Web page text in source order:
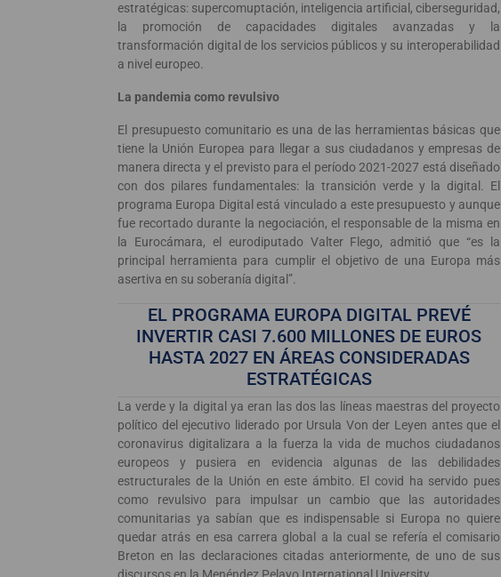
estratégicas: supercomuptación, inteligencia artificial, ciberseguridad,
la promoción de capacidades digitales avanzadas y la
transformación digital de los servicios públicos y su interoperabilidad
a nivel europeo.
La pandemia como revulsivo
El presupuesto comunitario es una de las herramientas básicas que
tiene la Unión Europea para llegar a sus ciudadanos y empresas de
manera directa y el previsto para el período 2021-2027 está diseñado
con dos pilares fundamentales: la transición verde y la digital. El
programa Europa Digital está vinculado a este presupuesto y aunque
fue recortado durante la negociación, el responsable de la misma en
la Eurocámara, el eurodiputado Valter Flego, admitió que “es la
principal herramienta para cumplir el objetivo de una Europa más
asertiva en su soberanía digital”.
EL PROGRAMA EUROPA DIGITAL PREVÉ
INVERTIR CASI 7.600 MILLONES DE EUROS
HASTA 2027 EN ÁREAS CONSIDERADAS
ESTRATÉGICAS
La verde y la digital ya eran las dos las líneas maestras del proyecto
político del ejecutivo liderado por Ursula Von der Leyen antes que el
coronavirus digitalizara a la fuerza la vida de muchos ciudadanos
europeos y pusiera en evidencia algunas de las debilidades
estructurales de la Unión en este ámbito. El covid ha servido pues
como revulsivo para impulsar un cambio que las autoridades
comunitarias ya sabían que es indispensable si Europa no quiere
quedar atrás en esa carrera global a la cual se refería el comisario
Breton en las declaraciones citadas anteriormente, de uno de sus